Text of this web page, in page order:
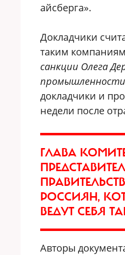
айсберга».
Докладчики
таким
санкции Олега
докладчики и
недели после
ГЛАВА
РОССИЯН,
ВЕДУТ СЕБЯ
Авторы